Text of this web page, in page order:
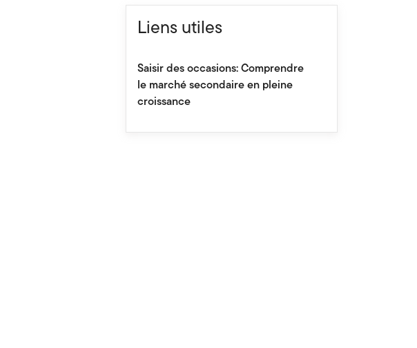
Liens utiles
Saisir des occasions: Comprendre
le marché secondaire en pleine
croissance